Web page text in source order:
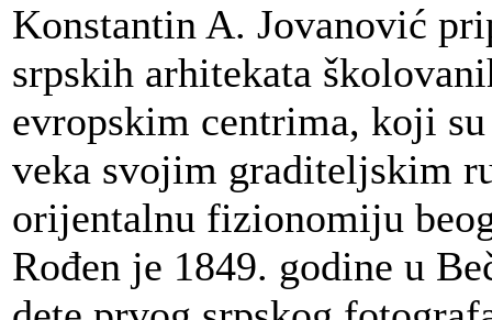
Konstantin A. Jovanović
srpskih arhitekata
evropskim centrima, koji
veka svojim graditeljskim
orijentalnu fizionomiju
Rođen je 1849. godine u